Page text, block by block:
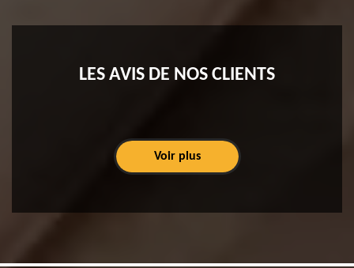
LES AVIS DE NOS CLIENTS
Voir plus